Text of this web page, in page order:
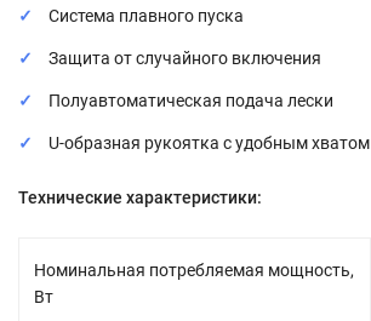
Система плавного пуска
Защита от случайного включения
Полуавтоматическая подача лески
U-образная рукоятка с удобным хватом
Технические характеристики:
Номинальная потребляемая мощность,
Вт